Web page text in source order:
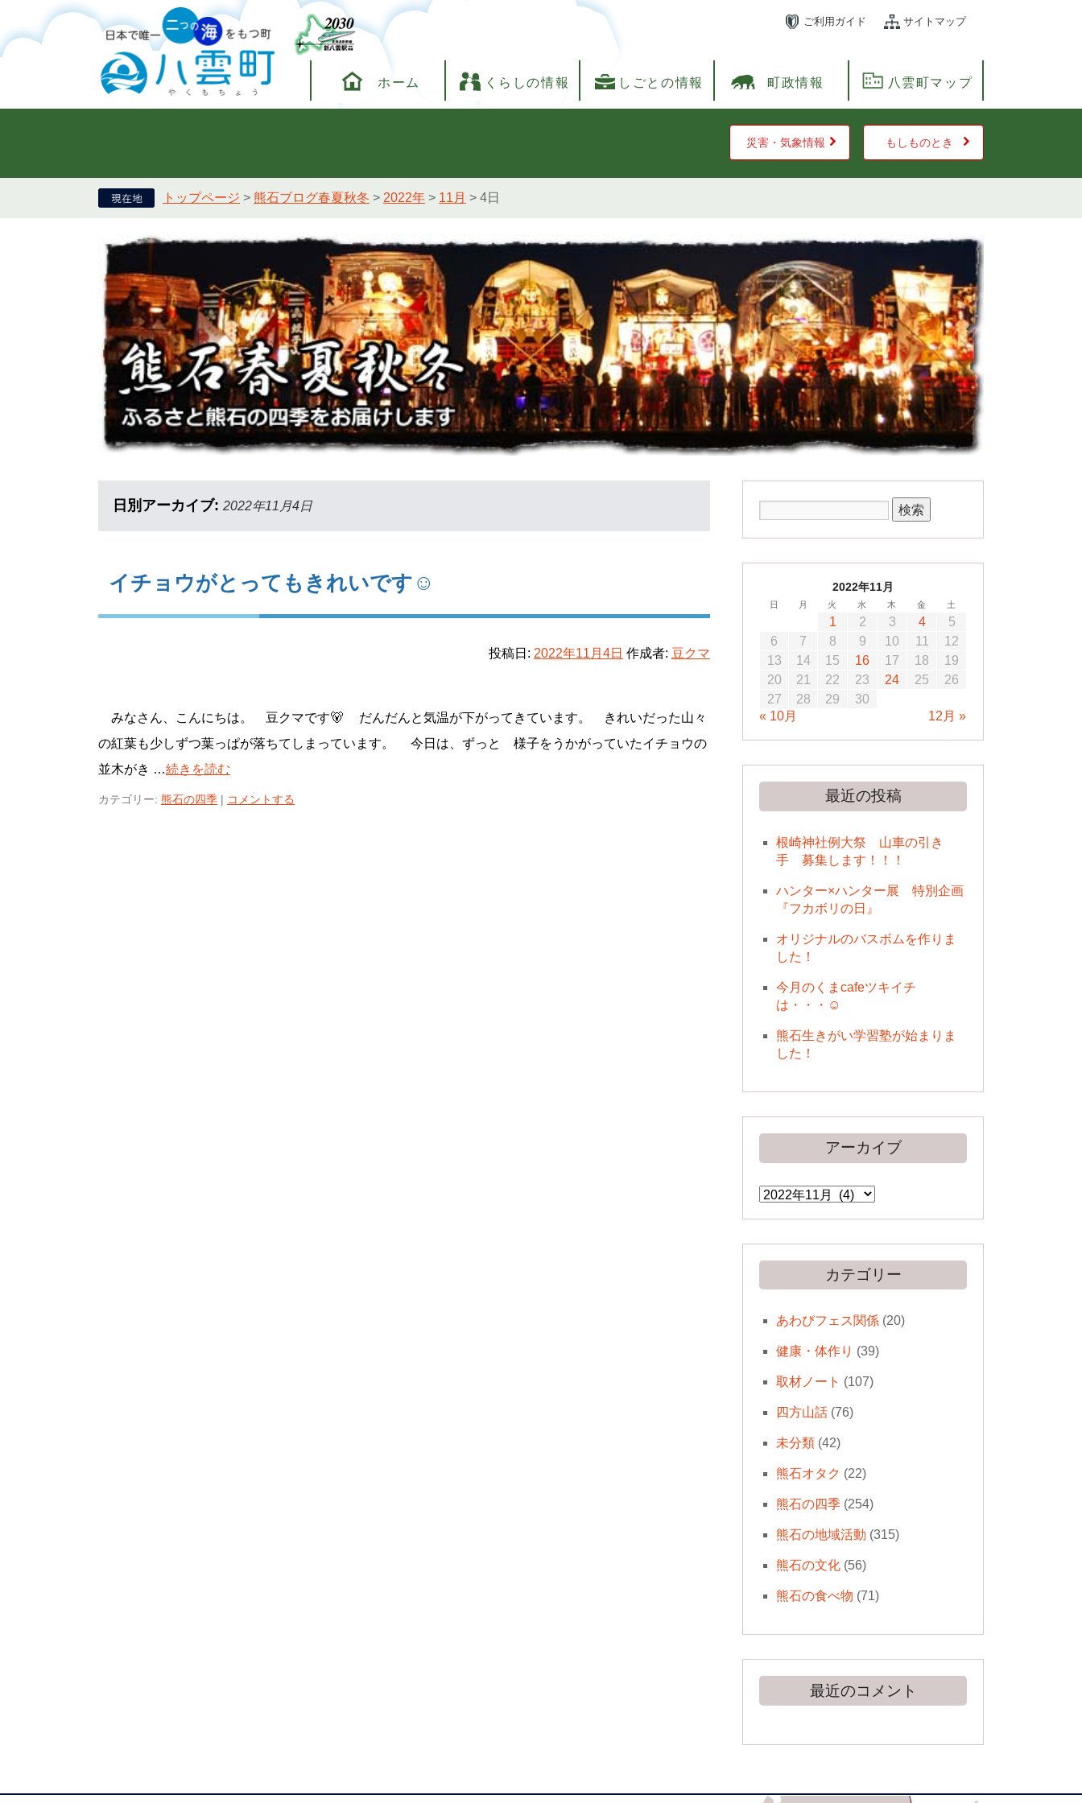
ご利用ガイド サイトマップ
ホーム くらしの情報 しごとの情報 町政情報 八雲町マップ
災害・気象情報 もしものとき
トップページ > 熊石ブログ春夏秋冬 > 2022年 > 11月 > 4日
日別アーカイブ: 2022年11月4日
イチョウがとってもきれいです☺
投稿日: 2022年11月4日 作成者: 豆クマ
みなさん、こんにちは。 豆クマです🐻 だんだんと気温が下がってきています。 きれいだった山々
の紅葉も少しずつ葉っぱが落ちてしまっています。 今日は、ずっと 様子をうかがっていたイチョウの
並木がき …続きを読む
カテゴリー: 熊石の四季 | コメントする
2022年11月
日 月 火 水 木 金 土
1 2 3 4
5
6
7 8 9 10 11
12
13
14 15 16 17 18
19
20
21 22 23 24 25
26
27
28 29
30
« 10月
12月 »
最近の投稿
根崎神社例大祭 山車の引き
手 募集します！！！
ハンター×ハンター展 特別企画
『フカボリの日』
オリジナルのバスボムを作りま
した！
今月のくまcafeツキイチ
は・・・☺
熊石生きがい学習塾が始まりま
した！
アーカイブ
ア
ー
カ
カテゴリー
あわびフェス関係(20)
健康・体作り (39)
取材ノート (107)
四方山話(76)
未分類(42)
熊石オタク (22)
熊石の四季(254)
熊石の地域活動 (315)
熊石の文化(56)
熊石の食べ物 (71)
最近のコメント